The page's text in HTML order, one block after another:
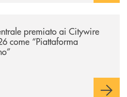
premiato ai Citywire
come “Piattaforma